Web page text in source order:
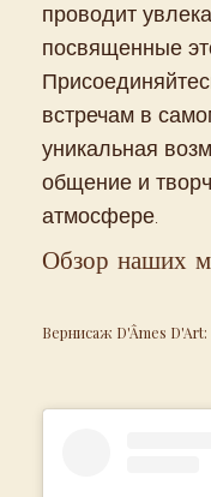
проводит
посвященные
встречам в
уникальная
общение и
атмосфере.
Обзор наших
Вернисаж D'Âmes